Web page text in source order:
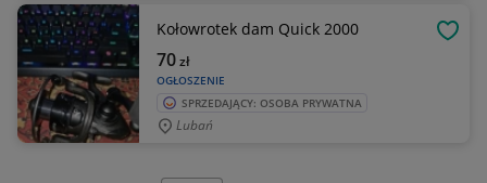
Kołowrotek dam Quick 2000
OGŁOSZENIE
70zł
SPRZEDAJĄCY: OSOBA PRYWATNA
Lubań